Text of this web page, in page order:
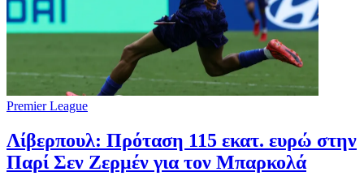
Premier League
Λίβερπουλ: Πρόταση 115 εκατ. ευρώ στην
Παρί Σεν Ζερμέν για τον Μπαρκολά